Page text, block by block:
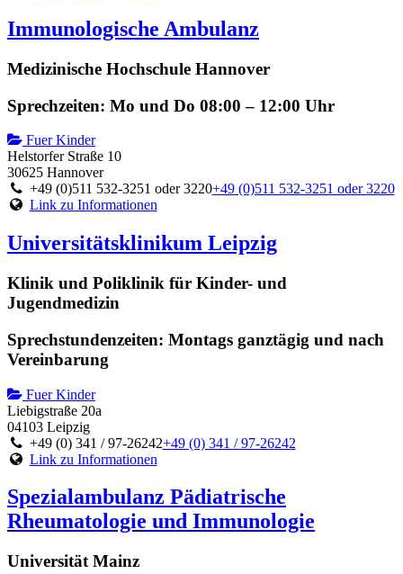
Immunologische Ambulanz
Medizinische Hochschule Hannover
Sprechzeiten: Mo und Do 08:00 – 12:00 Uhr
Fuer Kinder
Helstorfer Straße 10
30625 Hannover
+49 (0)511 532-3251 oder 3220+49 (0)511 532-3251 oder 3220
Link zu Informationen
Universitätsklinikum Leipzig
Klinik und Poliklinik für Kinder- und
Jugendmedizin
Sprechstundenzeiten: Montags ganztägig und nach
Vereinbarung
Fuer Kinder
Liebigstraße 20a
04103 Leipzig
+49 (0) 341 / 97-26242+49 (0) 341 / 97-26242
Link zu Informationen
Spezialambulanz Pädiatrische
Rheumatologie und Immunologie
Universität Mainz